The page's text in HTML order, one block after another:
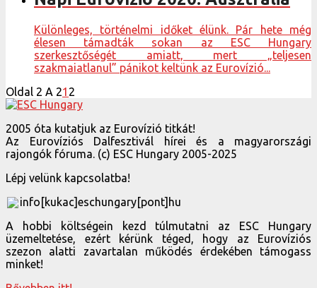
Különleges, történelmi időket élünk. Pár hete még
élesen támadták sokan az ESC Hungary
szerkesztőségét amiatt, mert „teljesen
szakmaiatlanul” pánikot keltünk az Eurovízió...
Oldal 2 A 21 2
2005 óta kutatjuk az Eurovízió titkát!
Az Eurovíziós Dalfesztivál hírei és a magyarországi
rajongók fóruma. (c) ESC Hungary 2005-2025
Lépj velünk kapcsolatba!
info[kukac]eschungary[pont]hu
A hobbi költségein kezd túlmutatni az ESC Hungary
üzemeltetése, ezért kérünk téged, hogy az Eurovíziós
szezon alatti zavartalan működés érdekében támogass
minket!